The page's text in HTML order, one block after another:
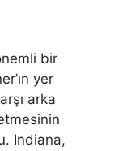
bir
yer
arka
Indiana,